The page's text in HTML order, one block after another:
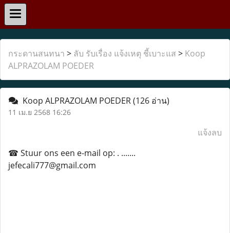
กระดานสนทนา > ลับ รับเรื่อง แจ้งเหตุ ชี้เบาะแส > Koop
ALPRAZOLAM POEDER
Koop ALPRAZOLAM POEDER(126 อ่าน)
11 เม.ย 2568 16:26
แจ้งลบ
☎ Stuur ons een e-mail op: . .......
jefecali777@gmail.com